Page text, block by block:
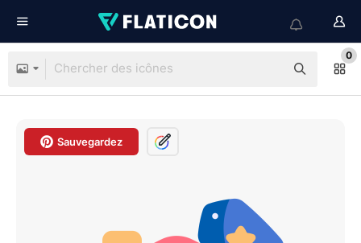
0
Sauvegardez